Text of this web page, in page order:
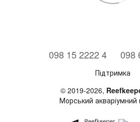
⠀098 15 2222 4
Підтримка
© 2019-2026,
Морський акваріумний